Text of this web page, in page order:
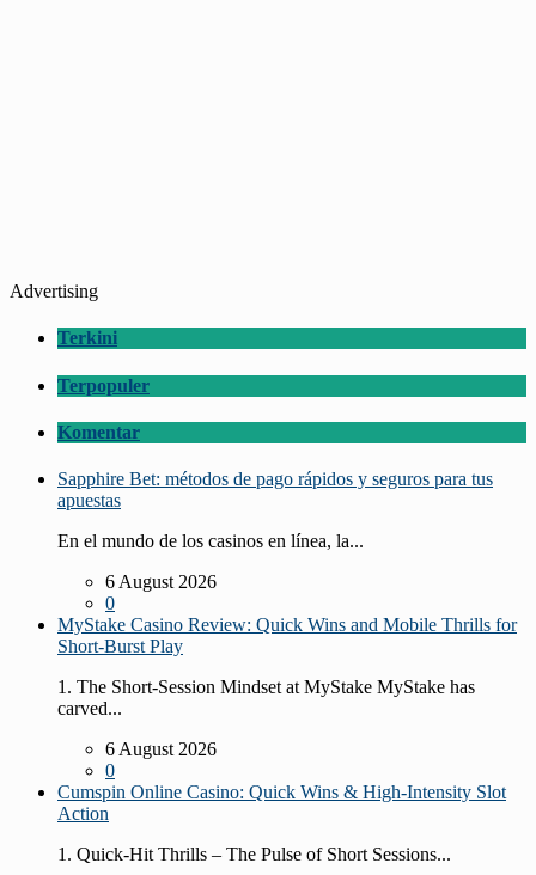
Advertising
Terkini
Terpopuler
Komentar
Sapphire Bet: métodos de pago rápidos y seguros para tus
apuestas
En el mundo de los casinos en línea, la...
6 August 2026
0
MyStake Casino Review: Quick Wins and Mobile Thrills for
Short‑Burst Play
1. The Short‑Session Mindset at MyStake MyStake has
carved...
6 August 2026
0
Cumspin Online Casino: Quick Wins & High‑Intensity Slot
Action
1. Quick‑Hit Thrills – The Pulse of Short Sessions...